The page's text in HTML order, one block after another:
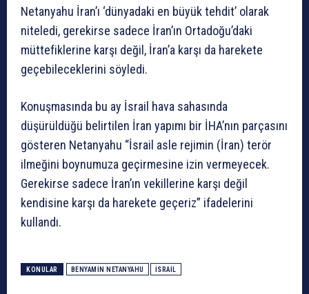
Netanyahu İran’ı ‘dünyadaki en büyük tehdit’ olarak
niteledi, gerekirse sadece İran’ın Ortadoğu’daki
müttefiklerine karşı değil, İran’a karşı da harekete
geçebileceklerini söyledi.
Konuşmasında bu ay İsrail hava sahasında
düşürüldüğü belirtilen İran yapımı bir İHA’nın parçasını
gösteren Netanyahu “İsrail asle rejimin (İran) terör
ilmeğini boynumuza geçirmesine izin vermeyecek.
Gerekirse sadece İran’ın vekillerine karşı değil
kendisine karşı da harekete geçeriz” ifadelerini
kullandı.
KONULAR BENYAMIN NETANYAHU ISRAIL